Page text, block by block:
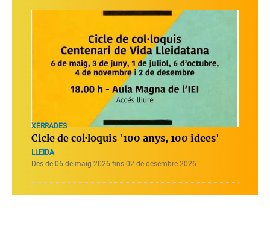
XERRADES
Cicle de col·loquis '100 anys, 100 idees'
LLEIDA
Des de 06 de maig 2026 fins 02 de desembre 2026